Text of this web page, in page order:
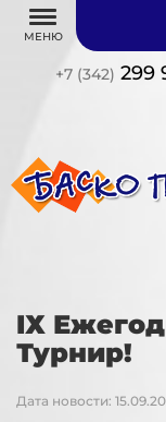
МЕНЮ
+7 (342) 299
IХ
Турнир!
Дата новости: